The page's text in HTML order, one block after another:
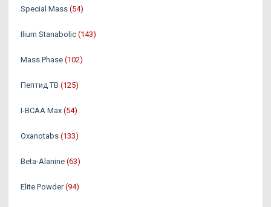
Special Mass (54)
Ilium Stanabolic (143)
Mass Phase (102)
Пептид TB (125)
I-BCAA Max (54)
Oxanotabs (133)
Beta-Alanine (63)
Elite Powder (94)